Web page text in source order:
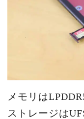
メモリは
ストレージは